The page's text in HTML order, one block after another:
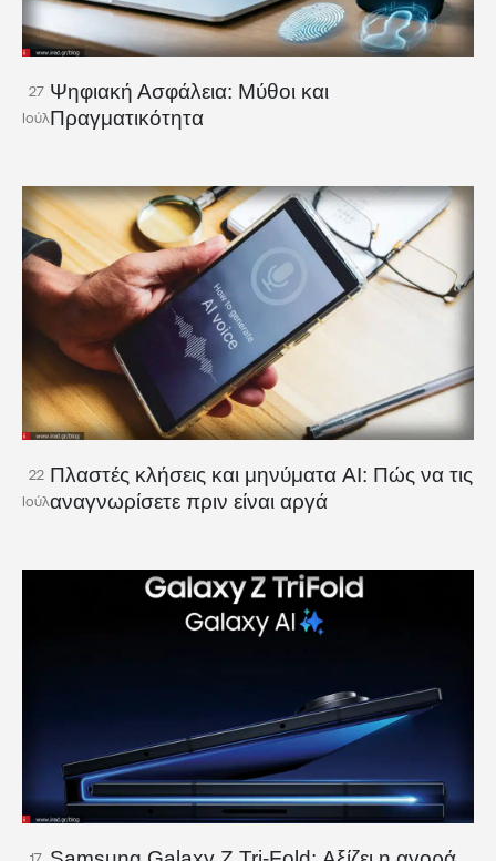
27
Ιούλ
Ψηφιακή Ασφάλεια: Μύθοι και
Πραγματικότητα
22
Ιούλ
Πλαστές κλήσεις και μηνύματα AI: Πώς να τις
αναγνωρίσετε πριν είναι αργά